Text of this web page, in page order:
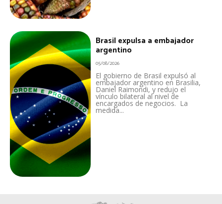
Brasil expulsa a embajador
argentino
05/08/2026
El gobierno de Brasil expulsó al
embajador argentino en Brasilia,
Daniel Raimondi, y redujo el
vínculo bilateral al nivel de
encargados de negocios. La
medida...